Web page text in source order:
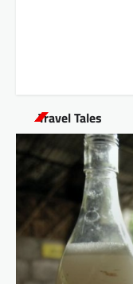
Travel Tales